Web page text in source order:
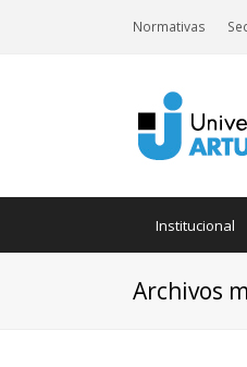
Normativas
Institucional
Archivos